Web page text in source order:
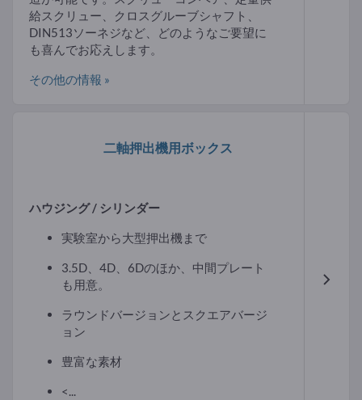
給スクリュー、クロスグルーブシャフト、
DIN513ソーネジなど、どのようなご要望に
も喜んでお応えします。
その他の情報 »
二軸押出機用ボックス
ハウジング / シリンダー
実験室から大型押出機まで
3.5D、4D、6Dのほか、中間プレート
も用意。
ラウンドバージョンとスクエアバージ
ョン
豊富な素材
<...